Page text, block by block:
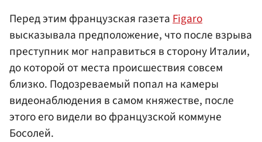
Перед этим французская газетаFigaro
высказывала предположение, что после взрыва
преступник мог направиться в сторону Италии,
до которой от места происшествия совсем
близко. Подозреваемый попал на камеры
видеонаблюдения в самом княжестве, после
этого его видели во французской коммуне
Босолей.